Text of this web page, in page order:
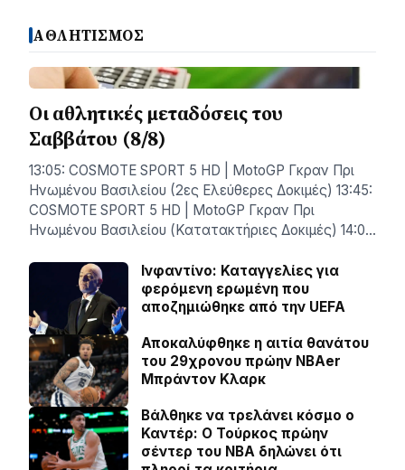
ΑΘΛΗΤΙΣΜΟΣ
Οι αθλητικές μεταδόσεις του
Σαββάτου (8/8)
13:05: COSMOTE SPORT 5 HD | MotoGP Γκραν Πρι
Ηνωμένου Βασιλείου (2ες Ελεύθερες Δοκιμές) 13:45:
COSMOTE SPORT 5 HD | MotoGP Γκραν Πρι
Ηνωμένου Βασιλείου (Κατατακτήριες Δοκιμές) 14:0…
Ινφαντίνο: Καταγγελίες για
φερόμενη ερωμένη που
αποζημιώθηκε από την UEFA
Αποκαλύφθηκε η αιτία θανάτου
του 29χρονου πρώην NBAer
Μπράντον Κλαρκ
Βάλθηκε να τρελάνει κόσμο ο
Καντέρ: Ο Τούρκος πρώην
σέντερ του NBA δηλώνει ότι